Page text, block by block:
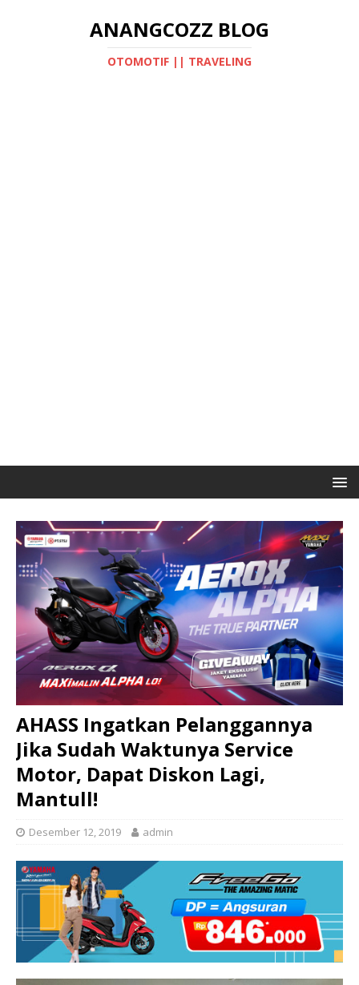
ANANGCOZZ BLOG
OTOMOTIF || TRAVELING
AHASS Ingatkan Pelanggannya
Jika Sudah Waktunya Service
Motor, Dapat Diskon Lagi,
Mantull!
Desember 12, 2019 admin